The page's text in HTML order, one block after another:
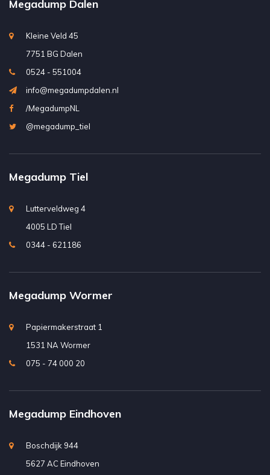
Megadump Dalen
Kleine Veld 45
7751 BG Dalen
0524 - 551004
info@megadumpdalen.nl
/MegadumpNL
@megadump_tiel
Megadump Tiel
Lutterveldweg 4
4005 LD Tiel
0344 - 621186
Megadump Wormer
Papiermakerstraat 1
1531 NA Wormer
075 - 74 000 20
Megadump Eindhoven
Boschdijk 944
5627 AC Eindhoven